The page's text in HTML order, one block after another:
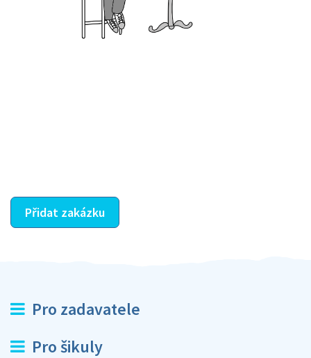
Přidat zakázku
Pro zadavatele
Pro šikuly